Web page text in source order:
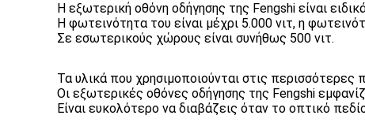
Η εξωτερική οθόνη οδήγησης της Fengshi είναι
Η φωτεινότητα του είναι μέχρι 5.000 νιτ, η
Σε εσωτερικούς χώρους είναι συνήθως 500 νιτ.
Τα υλικά που χρησιμοποιούνται στις
Οι εξωτερικές οθόνες οδήγησης της Fengshi
Είναι ευκολότερο να διαβάζεις όταν το οπτικό